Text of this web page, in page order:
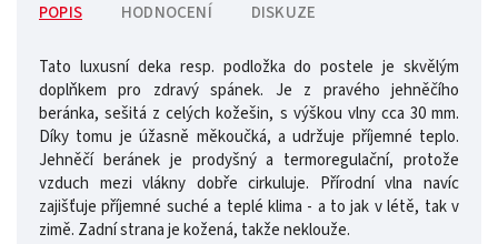
POPIS HODNOCENÍ DISKUZE
Tato luxusní deka resp. podložka do postele je skvělým
doplňkem pro zdravý spánek. Je z pravého jehněčího
beránka, sešitá z celých kožešin, s výškou vlny cca 30 mm.
Díky tomu je úžasně měkoučká, a udržuje příjemné teplo.
Jehněčí beránek je prodyšný a termoregulační, protože
vzduch mezi vlákny dobře cirkuluje. Přírodní vlna navíc
zajišťuje příjemné suché a teplé klima - a to jak v létě, tak v
zimě. Zadní strana je kožená, takže neklouže.